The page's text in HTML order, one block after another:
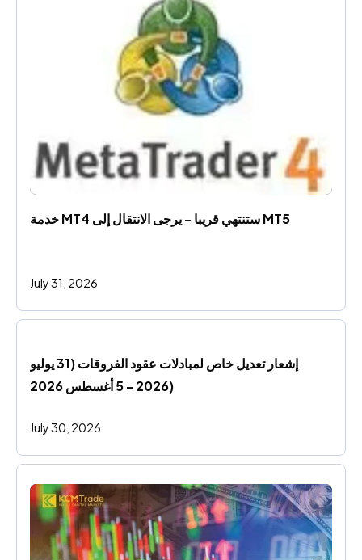
خدمة MT4 ستنتهي قريبا - يرجى الانتقال إلى MT5
July 31, 2026
إشعار تعديل خاص لمبادلات عقود الفروقات (31 يوليو
2026 - 5 أغسطس 2026)
July 30, 2026